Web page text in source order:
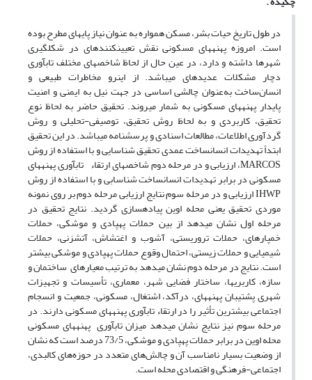
در طول تاریخ حیات بشر، مسکن همواره به عنوان نیاز پایه­ای مطرح بوده
است. امروزه پهنه­های مسکونی نقش تعیین­کننده­ای در شکل­گیری
شهرها داشته و دارد، در عین حال از لحاظ شاخص­های مختلف تاب­آوری
دچار مشکلات عدیده­ای می­باشد. از این­رو مخاطرات طبیعی و
انسان‌ساخت به‌عنوان چالشی اساسی در جهت نیل به ایمنی و امنیت
پایدار پهنه­های مسکونی به شمار می­روند. تحقیق حاضر به لحاظ نوع
تحقیق، کاربردی و به لحاظ روش تحقیق، توصیفی-تحلیلی و روش
گردآوری اطلاعات، مطالعات اسنادی و پرسشنامه می­باشد. در این تحقیق
ابتداً تهدیدات انسان­ساخت عمدی تحقیق شناسایی و با استفاده از روش
MARCOS، ارزیابی و در مرحله دوم شاخص­های ارتقاء تاب­آوری پهنه­های
مسکونی در برابر تهدیدات انسان­ساخت شناسابی و با استفاده از روش
IHWP ارزیابی و در مرحله سوم نتایج ارزیابی مرحله دوم بر روی نمونه
موردی تحقیق یعنی محله اوین پیاده­سازی گردید. نتایج تحقیق در
مرحله اول نشان می­دهد از بین حملات پهپادی و موشکی، حملات
خمپاره­ای، حملات تروریستی، آشوب و اغتشاش، آتش­زنی، حملات
شیمیایی و حملات زیستی، احتمال وقوع حملات پهپادی و موشکی بیشتر
است. نتایج در مرحله دوم نشان می­دهد به ترتیب معیارهای ساختمان و
سازه، کاربری­ها، ساختار فضایی شهر، معماری، تأسیسات و تجهیزات
شهری پشتیبان پهنه­های، درآکد، اشتغال، مسکونی، جمعیت و انسجام
اجتماعی بیشترین تأثیر را در ارتقاء تاب­آوری پهنه­های مسکونی دارند. در
مرحله سوم نیز نتایج نشان می­دهد میزان تاب­آوری پهنه­های مسکونی
محله اوین در برابر حملات پهپادی و موشکی، 73/5 درصد است که نشان
از وضعیت بسیار نامناسب آن و چالش‌های متعدد در حوزه‌های کالبدی،
اجتماعی-فرهنگی و اقتصادی محله است.